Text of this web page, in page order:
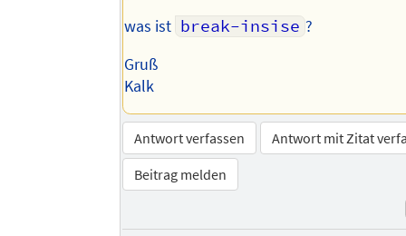
was ist break-insise ?
Gruß
Kalk
Antwort verfassen
Antwort mit Zitat
Beitrag melden